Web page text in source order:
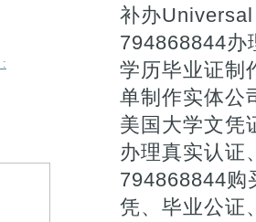
补办
794868844办
学历毕业证制
单制作实体公
美国大学文凭
办理真实认证
794868844购
凭、毕业公证